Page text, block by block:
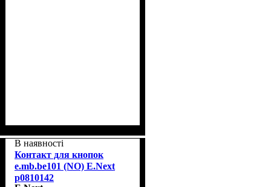
В наявності
Контакт для кнопок
e.mb.be101 (NO) E.Next
p0810142